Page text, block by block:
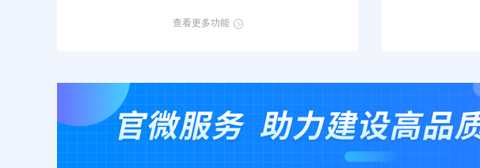
查看更多功能